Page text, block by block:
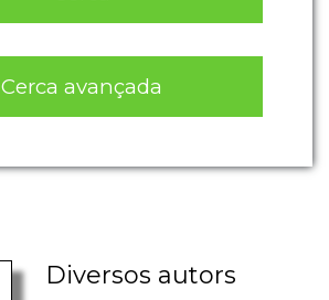
Cerca avançada
Diversos autors